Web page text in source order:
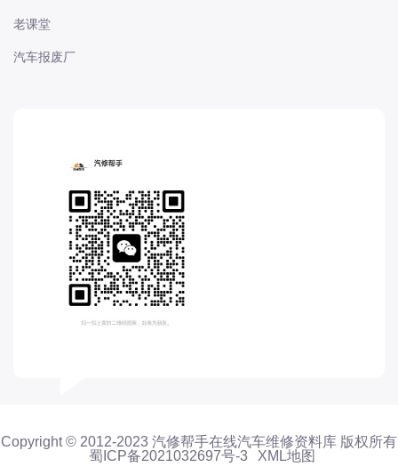
福田汽车
菲亚特
飞凡
飞碟
H
老课堂
汽车报废厂
Copyright © 2012-2023 汽修帮手在线汽车维修资料库 版权所有
蜀ICP备2021032697号-3
XML地图